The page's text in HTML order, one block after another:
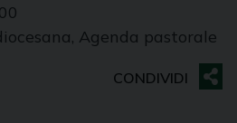
Agenda pastorale